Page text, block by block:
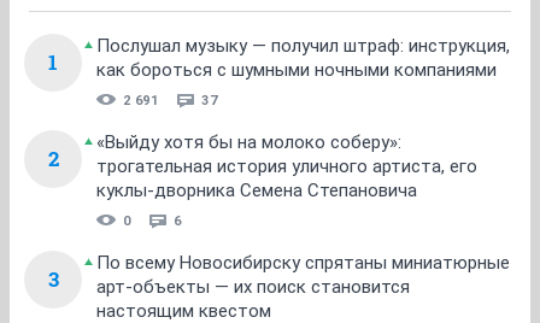
1
Послушал музыку — получил штраф: инструкция,
как бороться с шумными ночными компаниями
2 691 37
2
«Выйду хотя бы на молоко соберу»:
трогательная история уличного артиста, его
куклы-дворника Семена Степановича
0 6
3
По всему Новосибирску спрятаны миниатюрные
арт-объекты — их поиск становится
настоящим квестом